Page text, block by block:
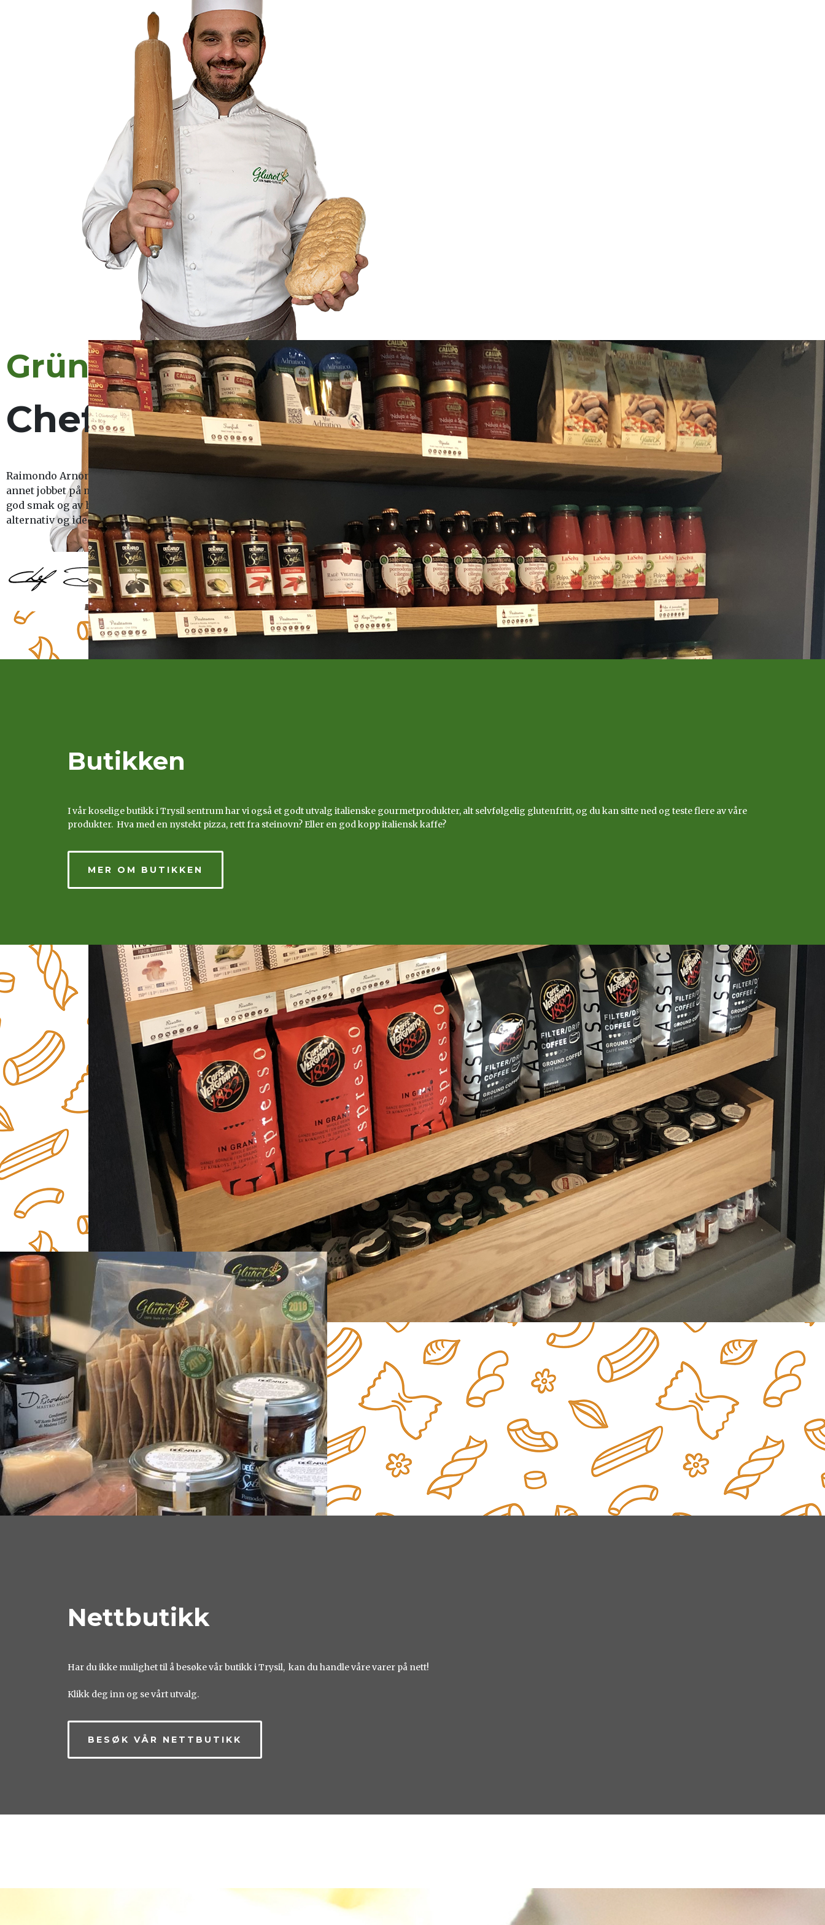
Gründeren bak Glunot
Chef Dino
Raimondo Arnone, best kjent som Chef Dino, er født og oppvokst i Italia, nærmere bestemt Napoli. Han har lang fartstid innenfor restaurantbransjen og har bland
annet jobbet på michelin restauranter. Han flyttet til Norge for å jobbe som sous chef på Radisson Blu Trysil, men så etterhvert et stort behov for glutenfri mat med
god smak og av høy kvalitet til sine kunder. Chef Dino ønsket å kunne tilby mennesker med glutenintoleranse eller andre matallergier et godt og smakfullt
alternativ og ideen om Glunot ble til. Etter mye jobbing og utvikling av oppskrifter og melblandinger, åpnet Glunot i 2016.
Butikken
I vår koselige butikk i Trysil sentrum har vi også et godt utvalg italienske gourmetprodukter, alt selvfølgelig glutenfritt, og du kan sitte ned og teste flere av våre
produkter. Hva med en nystekt pizza, rett fra steinovn? Eller en god kopp italiensk kaffe?
MER OM BUTIKKEN
Nettbutikk
Har du ikke mulighet til å besøke vår butikk i Trysil, kan du handle våre varer på nett!
Klikk deg inn og se vårt utvalg.
BESØK VÅR NETTBUTIKK